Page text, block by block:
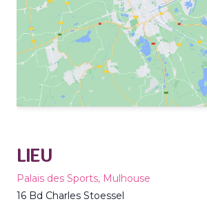
LIEU
Palais des Sports, Mulhouse
16 Bd Charles Stoessel